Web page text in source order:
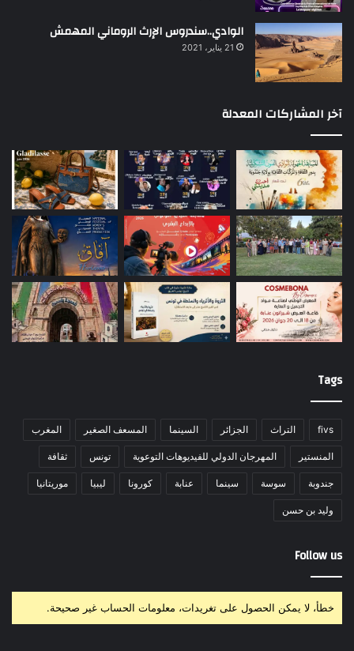
الوادي..سندروس الإرث الروماني المهمش
21 يناير، 2021
آخر المشاركات المعدلة
Tags
fivs التراث الجزائر السينما المسعف الصغير المغرب
المنستير المهرجان الدولي للفيديوهات التوعوية تونس ثقافة
جندوبة سوسة سينما عنابة كورونا ليبيا موريتانيا
وليد بن حسن
Follow us
خطأ، لا يمكن الحصول على تغريدات، معلومات الحساب غير صحيحة.